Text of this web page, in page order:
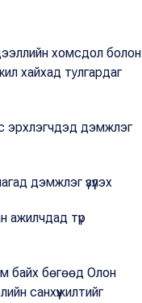
хомсдол болон
хайхад тулгардаг
эрхлэгчдэд дэмжлэг
дэмжлэг үзүүлэх
ажилчдад түр
байх бөгөөд Олон
санхүүжилтийг